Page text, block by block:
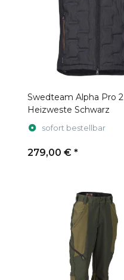
Swedteam Alpha Pro 2
Heizweste Schwarz
sofort bestellbar
279,00 € *